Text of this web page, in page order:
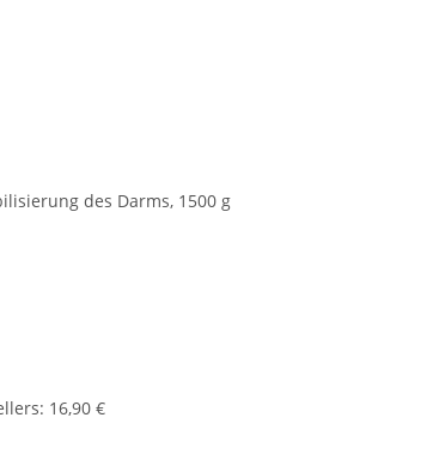
des Darms, 1500 g
: 16,90 €